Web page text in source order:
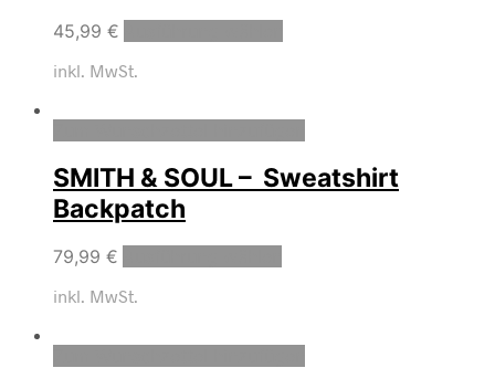
45,99 €
inkl. MwSt.
SMITH & SOUL – Sweatshirt
Backpatch
79,99 €
inkl. MwSt.